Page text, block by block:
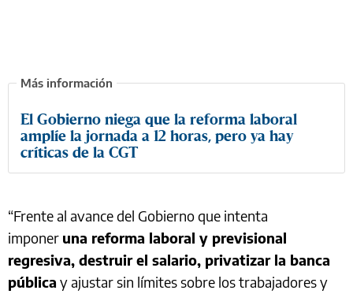
El Gobierno niega que la reforma laboral
amplíe la jornada a 12 horas, pero ya hay
críticas de la CGT
“Frente al avance del Gobierno que intenta
imponer una reforma laboral y previsional
regresiva, destruir el salario, privatizar la banca
pública y ajustar sin límites sobre los trabajadores y